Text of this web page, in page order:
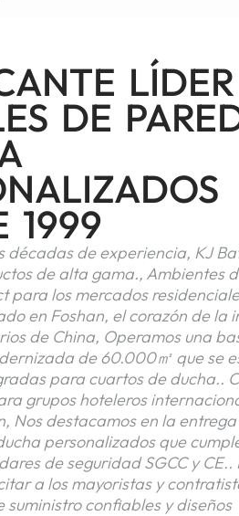
DE
1999
décadas de experiencia, KJ
de alta gama., Ambientes
para los mercados
en Foshan, el corazón de la
de China, Operamos una
de 60.000㎡ que se
para cuartos de ducha..
grupos hoteleros
Nos destacamos en la
personalizados que
de seguridad SGCC y CE..
a los mayoristas y
suministro confiables y diseños